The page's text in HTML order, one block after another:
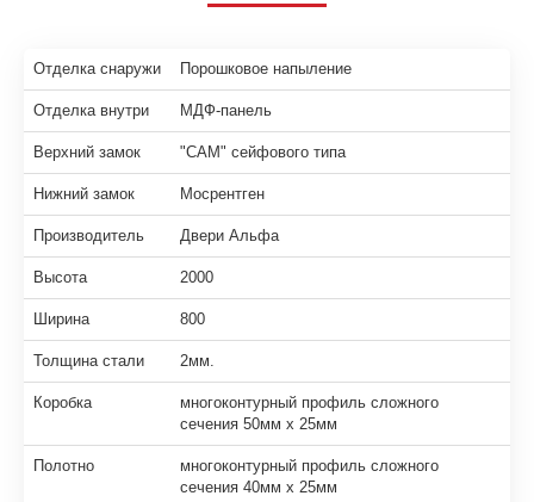
Отделка снаружи Порошковое напыление
Отделка внутри МДФ-панель
Верхний замок "САМ" сейфового типа
Нижний замок Мосрентген
Производитель Двери Альфа
Высота 2000
Ширина 800
Толщина стали 2мм.
Коробка
многоконтурный профиль сложного
сечения 50мм х 25мм
Полотно
многоконтурный профиль сложного
сечения 40мм х 25мм